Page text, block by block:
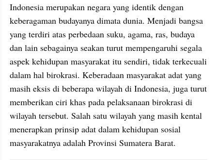
Indonesia merupakan negara yang identik dengan
keberagaman budayanya dimata dunia. Menjadi bangsa
yang terdiri atas perbedaan suku, agama, ras, budaya
dan lain sebagainya seakan turut mempengaruhi segala
aspek kehidupan masyarakat itu sendiri, tidak terkecuali
dalam hal birokrasi. Keberadaan masyarakat adat yang
masih eksis di beberapa wilayah di Indonesia, juga turut
memberikan ciri khas pada pelaksanaan birokrasi di
wilayah tersebut. Salah satu wilayah yang masih kental
menerapkan prinsip adat dalam kehidupan sosial
masyarakatnya adalah Provinsi Sumatera Barat.